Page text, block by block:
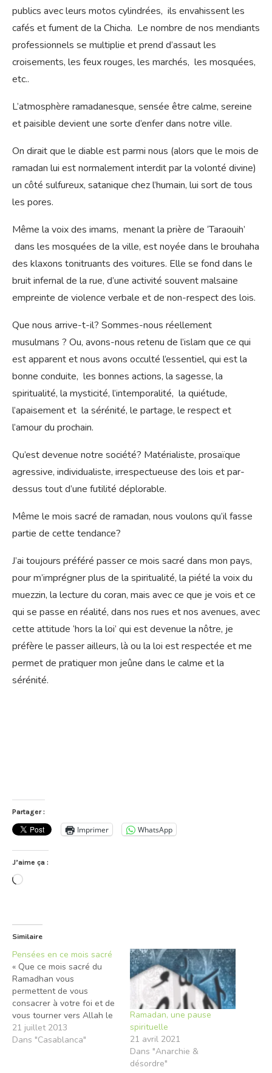
publics avec leurs motos cylindrées, ils envahissent les
cafés et fument de la Chicha. Le nombre de nos mendiants
professionnels se multiplie et prend d’assaut les
croisements, les feux rouges, les marchés, les mosquées,
etc..
L’atmosphère ramadanesque, sensée être calme, sereine
et paisible devient une sorte d’enfer dans notre ville.
On dirait que le diable est parmi nous (alors que le mois de
ramadan lui est normalement interdit par la volonté divine)
un côté sulfureux, satanique chez l’humain, lui sort de tous
les pores.
Même la voix des imams, menant la prière de ‘Taraouih’
dans les mosquées de la ville, est noyée dans le brouhaha
des klaxons tonitruants des voitures. Elle se fond dans le
bruit infernal de la rue, d’une activité souvent malsaine
empreinte de violence verbale et de non-respect des lois.
Que nous arrive-t-il? Sommes-nous réellement
musulmans ? Ou, avons-nous retenu de l’islam que ce qui
est apparent et nous avons occulté l’essentiel, qui est la
bonne conduite, les bonnes actions, la sagesse, la
spiritualité, la mysticité, l’intemporalité, la quiétude,
l’apaisement et la sérénité, le partage, le respect et
l’amour du prochain.
Qu’est devenue notre société? Matérialiste, prosaïque
agressive, individualiste, irrespectueuse des lois et par-
dessus tout d’une futilité déplorable.
Même le mois sacré de ramadan, nous voulons qu’il fasse
partie de cette tendance?
J’ai toujours préféré passer ce mois sacré dans mon pays,
pour m’imprégner plus de la spiritualité, la piété la voix du
muezzin, la lecture du coran, mais avec ce que je vois et ce
qui se passe en réalité, dans nos rues et nos avenues, avec
cette attitude ‘hors la loi’ qui est devenue la nôtre, je
préfère le passer ailleurs, là ou la loi est respectée et me
permet de pratiquer mon jeûne dans le calme et la
sérénité.
Partager :
Imprimer WhatsApp
J’aime ça :
Chargement…
Similaire
Pensées en ce mois sacré
« Que ce mois sacré du
Ramadhan vous
permettent de vous
consacrer à votre foi et de
vous tourner vers Allah le
tout puissant. La privation
de nourriture permet au
21 juillet 2013
Dans "Casablanca"
Ramadan, une pause
spirituelle
21 avril 2021
Dans "Anarchie &
désordre"